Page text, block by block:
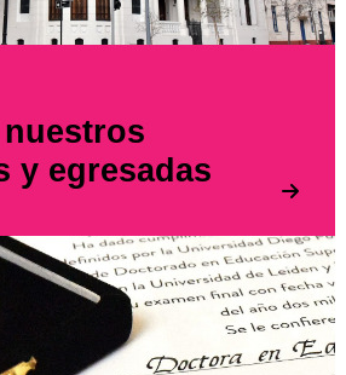
y egresadas